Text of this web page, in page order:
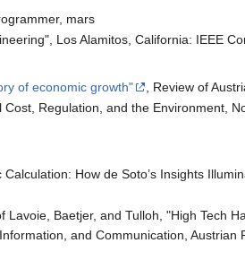
mars
Los Alamitos, California: IEEE
of economic growth"
, Review of
Cost, Regulation, and the Environment,
How de Soto’s Insights
Baetjer, and Tulloh, "High Tech
and Communication,